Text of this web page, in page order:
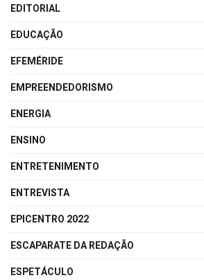
EDITORIAL
EDUCAÇÃO
EFEMÉRIDE
EMPREENDEDORISMO
ENERGIA
ENSINO
ENTRETENIMENTO
ENTREVISTA
EPICENTRO 2022
ESCAPARATE DA REDAÇÃO
ESPETÁCULO